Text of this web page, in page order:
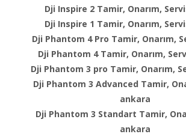
Dji Inspire 2 Tamir, Onarım,
Dji Inspire 1 Tamir, Onarım,
Dji Phantom 4 Pro Tamir, Onarım,
Dji Phantom 4 Tamir, Onarım,
Dji Phantom 3 pro Tamir, Onarım,
Dji Phantom 3 Advanced Tamir,
ankara
Dji Phantom 3 Standart Tamir,
ankara